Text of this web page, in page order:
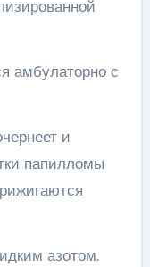
амбулаторно с
и
папилломы
азотом.